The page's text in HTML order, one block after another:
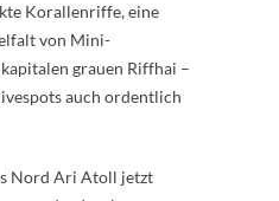
Korallenriffe, eine
von Mini-
grauen Riffhai –
auch ordentlich
Nord Ari Atoll jetzt